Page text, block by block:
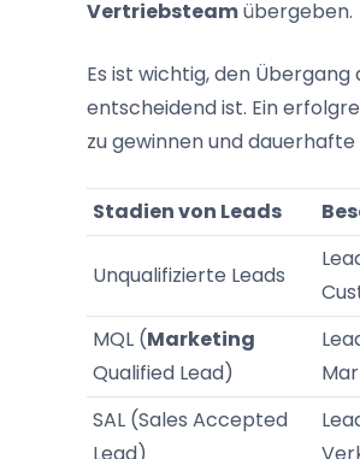
Vertriebsteamübergeben.
Es ist wichtig, den Übergang
entscheidend ist. Ein
zu gewinnen und
Stadien von Leads
Unqualifizierte Leads
MQL (Marketing
Qualified Lead)
SAL (Sales Accepted